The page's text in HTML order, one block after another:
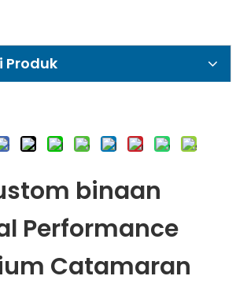
Produk
binaan
Performance
Catamaran